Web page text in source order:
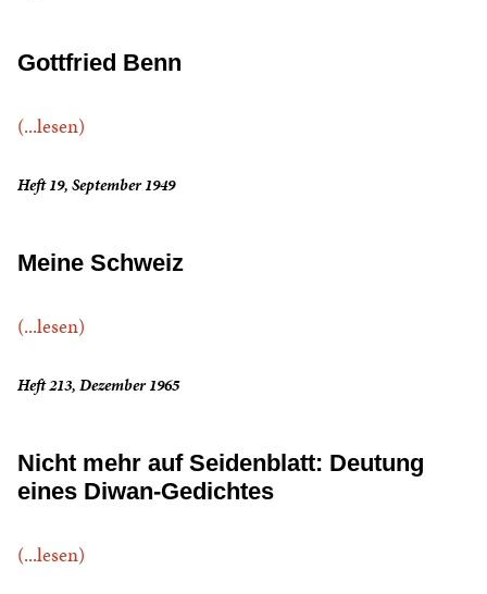
Gottfried Benn
(...lesen)
Heft 19, September 1949
Meine Schweiz
(...lesen)
Heft 213, Dezember 1965
Nicht mehr auf Seidenblatt: Deutung
eines Diwan-Gedichtes
(...lesen)